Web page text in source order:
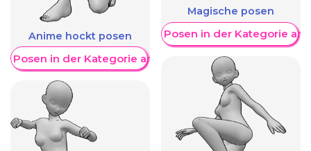
Anime hockt posen
Posen in der Kategorie anzeigen
Magische posen
Weitere Posen in der Kategorie